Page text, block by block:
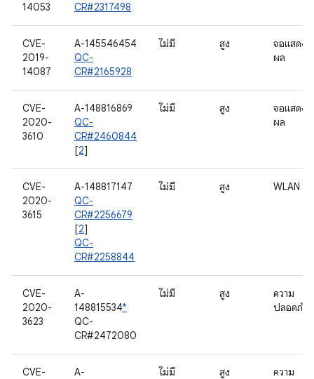
14053
CR#2317498
CVE-
2019-
14087
A-145546454
QC-
CR#2165928
ไม่มี สูง
จอแสดง
ผล
CVE-
2020-
3610
A-148816869
QC-
CR#2460844
[2]
ไม่มี สูง
จอแสดง
ผล
CVE-
2020-
3615
A-148817147
QC-
CR#2256679
[2]
QC-
CR#2258844
ไม่มี สูง WLAN
CVE-
2020-
3623
A-
148815534*
QC-
CR#2472080
ไม่มี สูง
ความ
ปลอดภัย
CVE-
A-
ไม่มี สูง
ความ